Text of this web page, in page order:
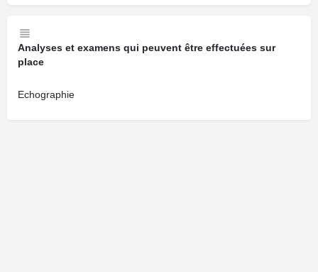
Analyses et examens qui peuvent être effectuées sur
place
Echographie